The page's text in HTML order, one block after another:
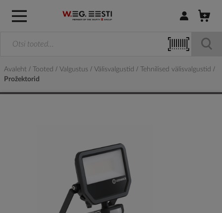
Logi sisse /
Avaleht Tooted Valgustus Välisvalgustid
Tehnilised välisvalgustid
Prožektorid